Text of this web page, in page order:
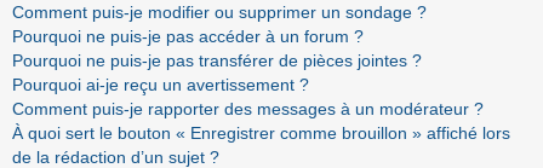
Comment puis-je modifier ou supprimer un sondage ?
Pourquoi ne puis-je pas accéder à un forum ?
Pourquoi ne puis-je pas transférer de pièces jointes ?
Pourquoi ai-je reçu un avertissement ?
Comment puis-je rapporter des messages à un modérateur ?
À quoi sert le bouton « Enregistrer comme brouillon » affiché lors
de la rédaction d’un sujet ?